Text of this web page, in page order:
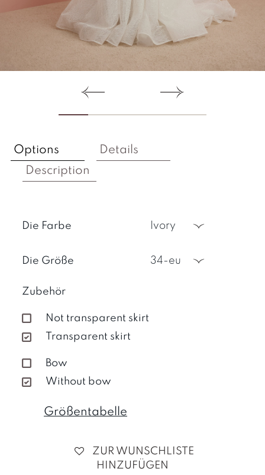
Options
Details
Description
Die Farbe ivory
Die Größe 34-eu
Zubehör
Not transparent skirt
Transparent skirt
Bow
Without bow
Größentabelle
ZUR WUNSCHLISTE
HINZUFÜGEN